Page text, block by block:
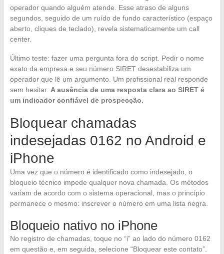
operador quando alguém atende. Esse atraso de alguns
segundos, seguido de um ruído de fundo característico (espaço
aberto, cliques de teclado), revela sistematicamente um call
center.
Último teste: fazer uma pergunta fora do script. Pedir o nome
exato da empresa e seu número SIRET desestabiliza um
operador que lê um argumento. Um profissional real responde
sem hesitar. A ausência de uma resposta clara ao SIRET é
um indicador confiável de prospecção.
Bloquear chamadas
indesejadas 0162 no Android e
iPhone
Uma vez que o número é identificado como indesejado, o
bloqueio técnico impede qualquer nova chamada. Os métodos
variam de acordo com o sistema operacional, mas o princípio
permanece o mesmo: inscrever o número em uma lista negra.
Bloqueio nativo no iPhone
No registro de chamadas, toque no “i” ao lado do número 0162
em questão e, em seguida, selecione “Bloquear este contato”.